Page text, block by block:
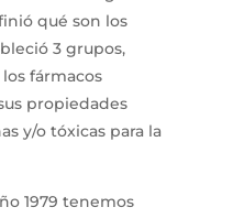
qué son los
3 grupos,
fármacos
propiedades
y/o tóxicas para la
1979 tenemos